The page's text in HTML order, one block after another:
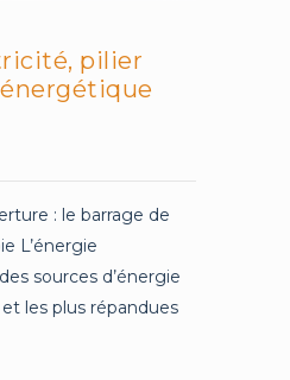
pilier
: le barrage de
L’énergie
sources d’énergie
les plus répandues